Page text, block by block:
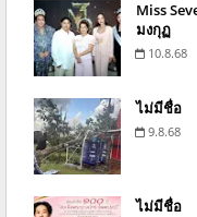
Miss
มงกุฏ
10.8.68
ไม่มีชื่อ
9.8.68
ไม่มีชื่อ